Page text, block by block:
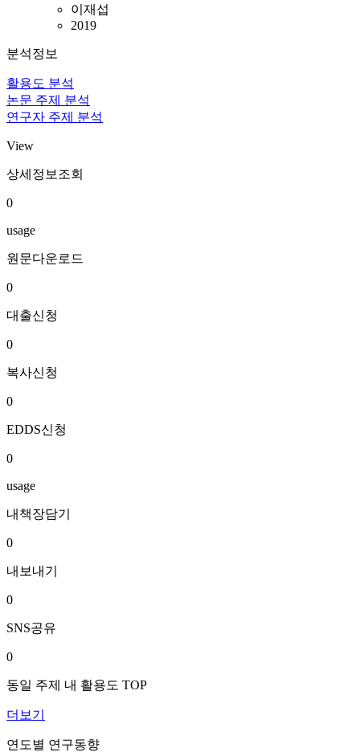
이재섭
2019
분석정보
활용도 분석
논문 주제 분석
연구자 주제 분석
View
상세정보조회
0
usage
원문다운로드
0
대출신청
0
복사신청
0
EDDS신청
0
usage
내책장담기
0
내보내기
0
SNS공유
0
동일 주제 내 활용도 TOP
더보기
연도별 연구동향